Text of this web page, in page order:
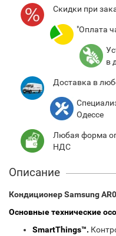
Cкидки при
"Оплата
в
Доставка в
Одессе
Любая форма
НДС
Описание
Кондиционер Samsung
Основные технические
SmartThings™.